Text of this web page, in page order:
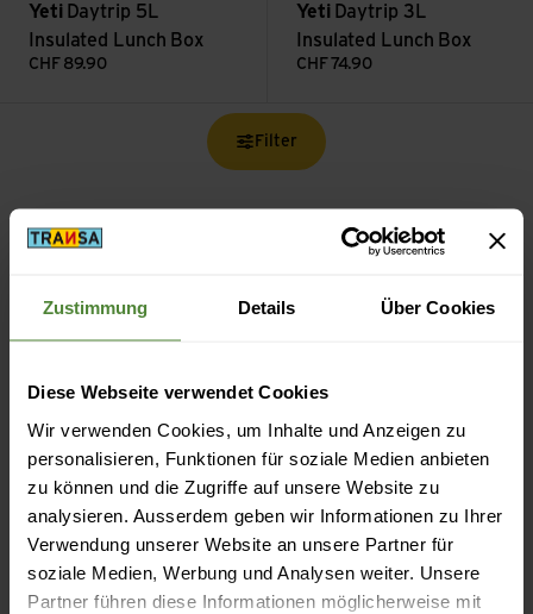
Zustimmung Details Über Cookies
Diese Webseite verwendet Cookies
Wir verwenden Cookies, um Inhalte und Anzeigen zu
personalisieren, Funktionen für soziale Medien anbieten
zu können und die Zugriffe auf unsere Website zu
analysieren. Ausserdem geben wir Informationen zu Ihrer
Verwendung unserer Website an unsere Partner für
soziale Medien, Werbung und Analysen weiter. Unsere
Partner führen diese Informationen möglicherweise mit
Yeti Daytrip 5L
Insulated Lunch Box
CHF 89.90
Yeti Daytrip 3L
Insulated Lunch Box
CHF 74.90
Filter
Kostenloser Versand ab CHF 99
(Mit der
Sicheres Bezahlen mit Twint, Kreditkarte und mehr.